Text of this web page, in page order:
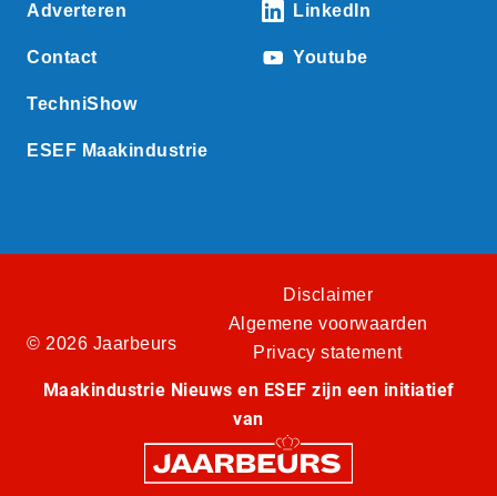
Adverteren
Contact
TechniShow
ESEF Maakindustrie
LinkedIn
Youtube
© 2026 Jaarbeurs
Disclaimer
Algemene voorwaarden
Privacy statement
Maakindustrie Nieuws en ESEF zijn een initiatief
van